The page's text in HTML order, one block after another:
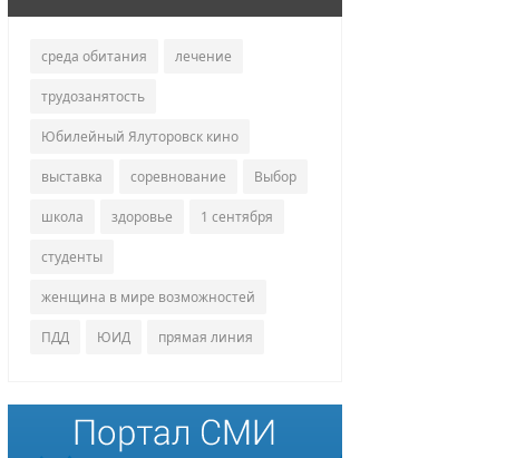
среда обитания лечение
трудозанятость
Юбилейный Ялуторовск кино
выставка соревнование Выбор
школа здоровье 1 сентября
студенты
женщина в мире возможностей
ПДД ЮИД прямая линия